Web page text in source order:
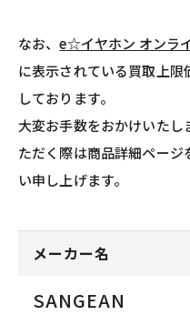
なお、e☆イヤホン オンラ
に表示されている買取上
しております。
大変お手数をおかけいた
ただく際は商品詳細ペー
い申し上げます。
メーカー名
SANGEAN